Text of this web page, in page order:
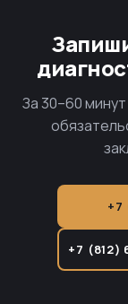
За 30–60
+7
+7